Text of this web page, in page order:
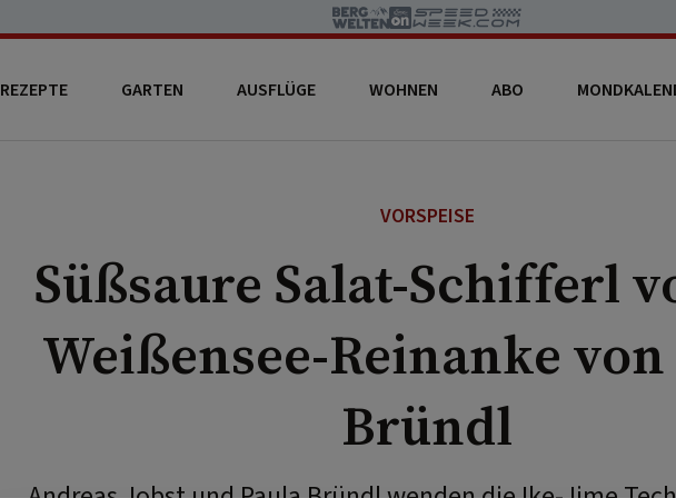
REZEPTE GARTEN AUSFLÜGE WOHNEN ABO
VORSPEISE
Süßsaure Salat-Schifferl
Weißensee-Reinanke
Bründl